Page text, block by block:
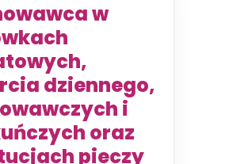
w
dziennego,
i
oraz
pieczy